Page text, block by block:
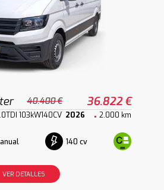
40.400 € 36.822 €
103kW140CV 2026 2.000 km
140 cv
VER DETALLES